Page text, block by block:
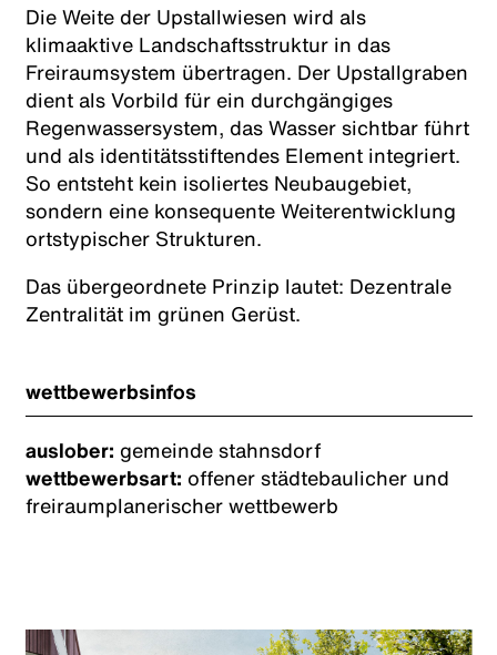
Die Weite der Upstallwiesen wird als
klimaaktive Landschaftsstruktur in das
Freiraumsystem übertragen. Der Upstallgraben
dient als Vorbild für ein durchgängiges
Regenwassersystem, das Wasser sichtbar führt
und als identitätsstiftendes Element integriert.
So entsteht kein isoliertes Neubaugebiet,
sondern eine konsequente Weiterentwicklung
ortstypischer Strukturen.
Das übergeordnete Prinzip lautet: Dezentrale
Zentralität im grünen Gerüst.
wettbewerbsinfos
auslober: gemeinde stahnsdorf
wettbewerbsart: offener städtebaulicher und
freiraumplanerischer wettbewerb